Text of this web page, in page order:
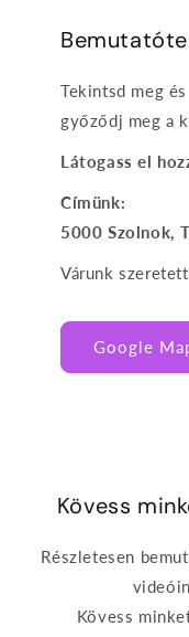
Tekintsd meg
győződj meg a
Látogass el
Címünk:
5000 Szolnok,
Várunk
Google
Kövess
Részletesen
Kövess